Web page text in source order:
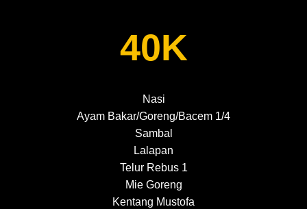
40K
Nasi
Ayam Bakar/Goreng/Bacem 1/4
Sambal
Lalapan
Telur Rebus 1
Mie Goreng
Kentang Mustofa